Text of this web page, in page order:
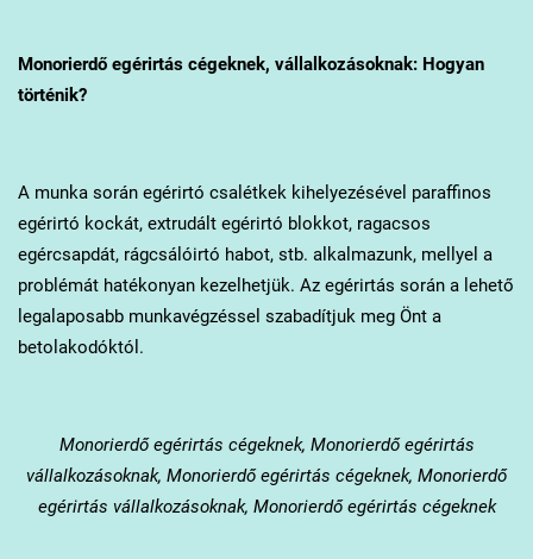
Monorierdőegérirtás cégeknek, vállalkozásoknak: Hogyan
történik?
A munka során egérirtó csalétkek kihelyezésével paraffinos
egérirtó kockát, extrudált egérirtó blokkot, ragacsos
egércsapdát, rágcsálóirtó habot, stb. alkalmazunk, mellyel a
problémát hatékonyan kezelhetjük. Az egérirtás során a lehető
legalaposabb munkavégzéssel szabadítjuk meg Önt a
betolakodóktól.
Monorierdőegérirtás cégeknek, Monorierdő egérirtás
vállalkozásoknak, Monorierdő egérirtás cégeknek, Monorierdő
egérirtás vállalkozásoknak, Monorierdő egérirtás cégeknek